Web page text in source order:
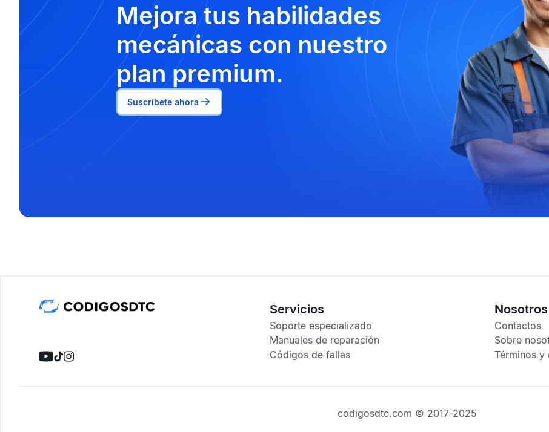
Mejora tus habilidades
mecánicas con nuestro
plan premium.
Suscríbete ahora
Servicios
Soporte especializado
Manuales de reparación
Códigos de fallas
Nosotros
Contactos
Sobre
Términos y
codigosdtc.com © 2017-2025